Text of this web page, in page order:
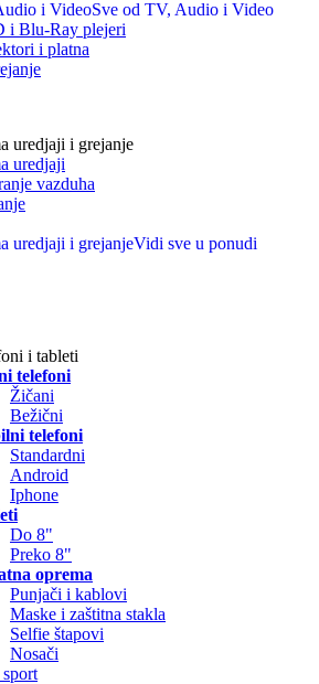
i VideoSve od TV, Audio i Video
i Blu-Ray plejeri
i platna
uredjaji i grejanje
uredjaji
vazduha
uredjaji i grejanjeVidi sve u ponudi
i tableti
telefoni
Žičani
Bežični
telefoni
Standardni
Android
Iphone
Do 8"
Preko 8"
oprema
Punjači i kablovi
Maske i zaštitna stakla
Selfie štapovi
Nosači